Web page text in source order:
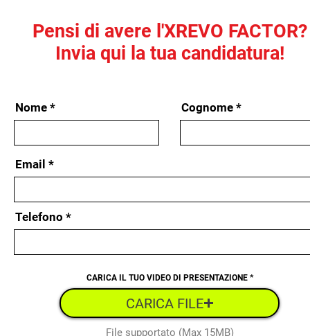
Pensi di avere l'XREVO FACTOR?
Invia qui la tua candidatura!
Nome Cognome
Email
Telefono
CARICA IL TUO VIDEO DI PRESENTAZIONE
CARICA FILE
File supportato (Max 15MB)